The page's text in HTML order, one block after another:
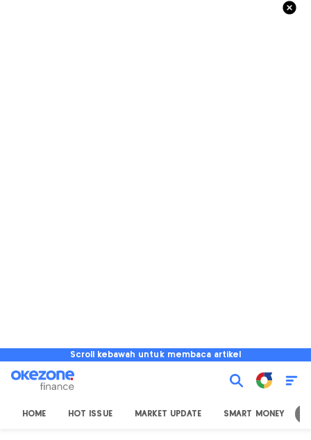
Scroll kebawah untuk membaca artikel
HOME HOT ISSUE MARKET UPDATE SMART MONEY